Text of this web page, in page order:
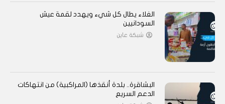
الغلاء يطال كل شيء ويهدد لقمة عيش
السودانيين
شبكة عاين
البشاقرة.. بلدة أنقذها (المراكبية) من انتهاكات
الدعم السريع